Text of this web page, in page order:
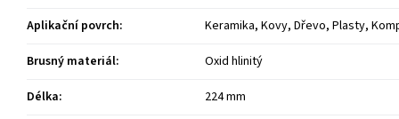
Aplikační povrch:
Keramika, Kovy, Dřevo, Plasty,
Brusný materiál:
Oxid hlinitý
Délka: 224 mm